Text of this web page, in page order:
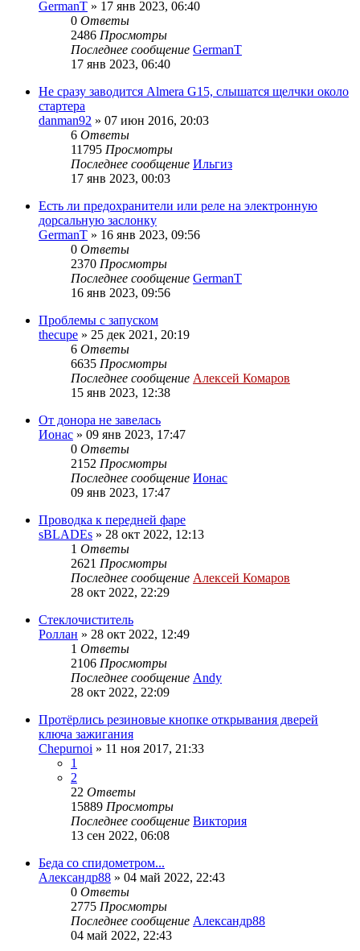
GermanT » 17 янв 2023, 06:40
0 Ответы
2486 Просмотры
Последнее сообщение GermanT
17 янв 2023, 06:40
Не сразу заводится Almera G15, слышатся щелчки около
стартера
danman92 » 07 июн 2016, 20:03
6 Ответы
11795 Просмотры
Последнее сообщение Ильгиз
17 янв 2023, 00:03
Есть ли предохранители или реле на электронную
дорсальную заслонку
GermanT » 16 янв 2023, 09:56
0 Ответы
2370 Просмотры
Последнее сообщение GermanT
16 янв 2023, 09:56
Проблемы с запуском
thecupe » 25 дек 2021, 20:19
6 Ответы
6635 Просмотры
Последнее сообщение Алексей Комаров
15 янв 2023, 12:38
От донора не завелась
Ионас » 09 янв 2023, 17:47
0 Ответы
2152 Просмотры
Последнее сообщение Ионас
09 янв 2023, 17:47
Проводка к передней фаре
sBLADEs » 28 окт 2022, 12:13
1 Ответы
2621 Просмотры
Последнее сообщение Алексей Комаров
28 окт 2022, 22:29
Стеклочиститель
Роллан » 28 окт 2022, 12:49
1 Ответы
2106 Просмотры
Последнее сообщение Andy
28 окт 2022, 22:09
Протёрлись резиновые кнопке открывания дверей
ключа зажигания
Chepurnoi » 11 ноя 2017, 21:33
1
2
22 Ответы
15889 Просмотры
Последнее сообщение Виктория
13 сен 2022, 06:08
Беда со спидометром...
Александр88 » 04 май 2022, 22:43
0 Ответы
2775 Просмотры
Последнее сообщение Александр88
04 май 2022, 22:43